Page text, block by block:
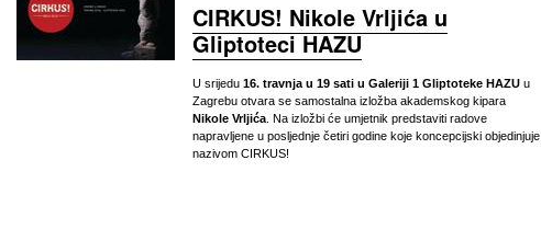
CIRKUS! Nikole Vrljića u
Gliptoteci HAZU
U srijedu 16. travnja u 19 sati u Galeriji 1 Gliptoteke HAZU u
Zagrebu otvara se samostalna izložba akademskog kipara
Nikole Vrljića . Na izložbi će umjetnik predstaviti radove
napravljene u posljednje četiri godine koje koncepcijski objedinjuje
nazivom CIRKUS!